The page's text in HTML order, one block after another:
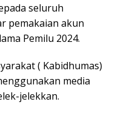
seluruh
pemakaian akun
Pemilu 2024.
( Kabidhumas)
media
jelekkan.